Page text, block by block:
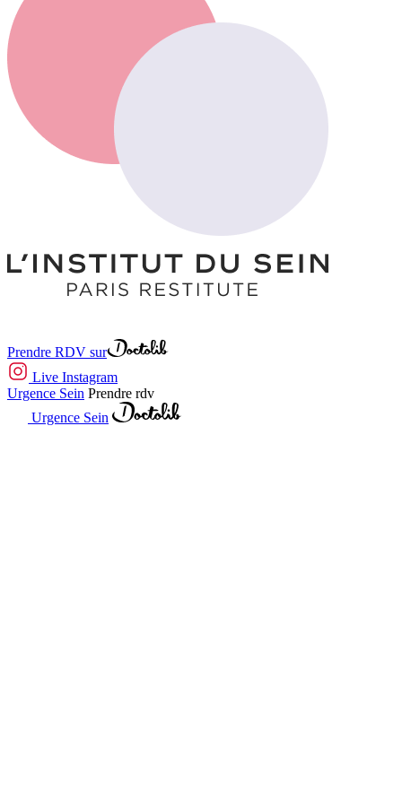
Prendre RDV sur
Live Instagram
Urgence Sein Prendre rdv
Urgence Sein